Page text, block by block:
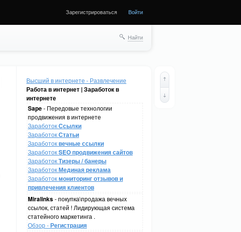
Зарегистрироваться Войти
Найти
Высший в интернете - Развлечение
Работа в интернет | Заработок в
интернете
Sape- Передовые технологии
продвижения в интернете
ЗаработокСсылки
ЗаработокСтатьи
Заработоквечные ссылки
ЗаработокSEO продвижения сайтов
ЗаработокТизеры / банеры
ЗаработокМединая реклама
Заработокмониторинг отзывов и
привлечения клиентов
Miralinks- покупка\продажа вечных
ссылок, статей ! Лидирующая система
статейного маркетинга .
Обзор -Регистрация